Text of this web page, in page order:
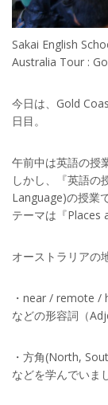
Sakai English
Australia Tour :
今日は、Gold
日目。
午前中は英語の授
しかし、『英語の
Language)の授業
テーマは『Places
オーストラリアの
・near / remote
などの形容詞（
・方角(North,
などを学んでいま